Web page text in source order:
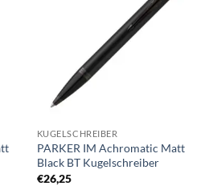
Auf die
Merkliste
KUGELSCHREIBER
PARKER IM Achromatic Matt
Black BT Kugelschreiber
€26,25